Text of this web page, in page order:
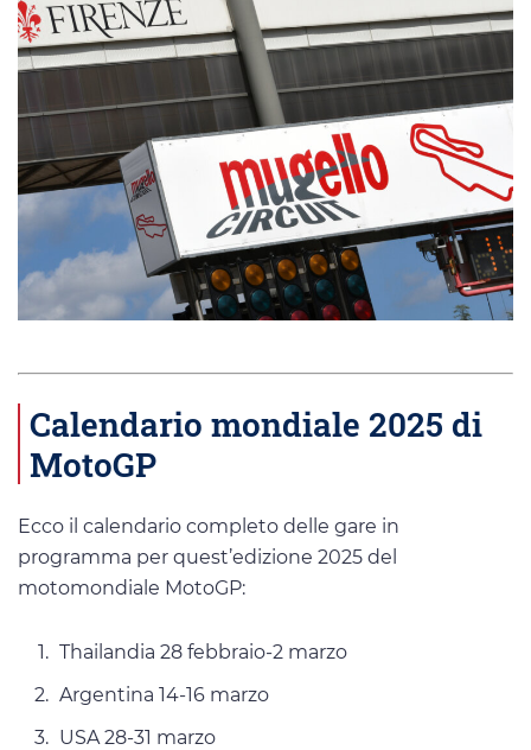
Calendario mondiale 2025 di
MotoGP
Ecco il calendario completo delle gare in
programma per quest’edizione 2025 del
motomondiale MotoGP:
Thailandia 28 febbraio-2 marzo
Argentina 14-16 marzo
USA 28-31 marzo